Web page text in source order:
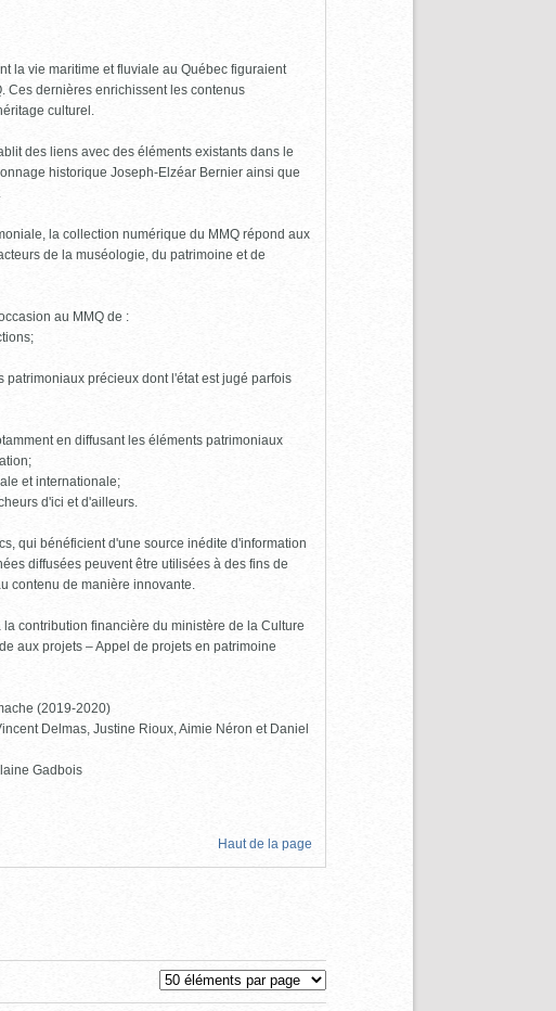
la vie maritime et fluviale au Québec figuraient
Ces dernières enrichissent les contenus
culturel.
des liens avec des éléments existants dans le
historique Joseph-Elzéar Bernier ainsi que
la collection numérique du MMQ répond aux
de la muséologie, du patrimoine et de
au MMQ de :
précieux dont l'état est jugé parfois
en diffusant les éléments patrimoniaux
et internationale;
d'ici et d'ailleurs.
qui bénéficient d'une source inédite d'information
diffusées peuvent être utilisées à des fins de
contenu de manière innovante.
contribution financière du ministère de la Culture
aux projets – Appel de projets en patrimoine
(2019-2020)
Delmas, Justine Rioux, Aimie Néron et Daniel
Gadbois
Haut de la page